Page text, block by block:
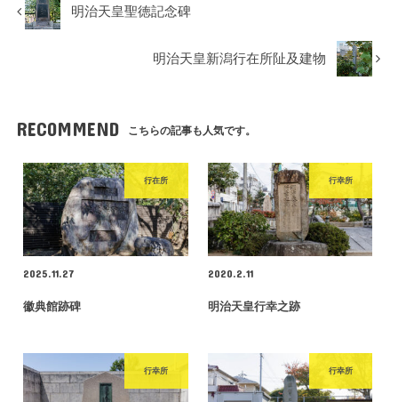
明治天皇聖徳記念碑
明治天皇新潟行在所阯及建物
RECOMMEND こちらの記事も人気です。
行在所
2025.11.27
徽典館跡碑
行幸所
2020.2.11
明治天皇行幸之跡
行幸所 行幸所